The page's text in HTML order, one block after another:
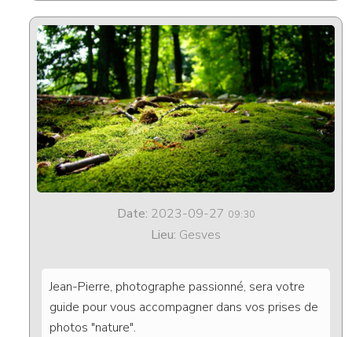
Date: 2023-09-27 09:30
Lieu: Gesves
Jean-Pierre, photographe passionné, sera votre
guide pour vous accompagner dans vos prises de
photos "nature".